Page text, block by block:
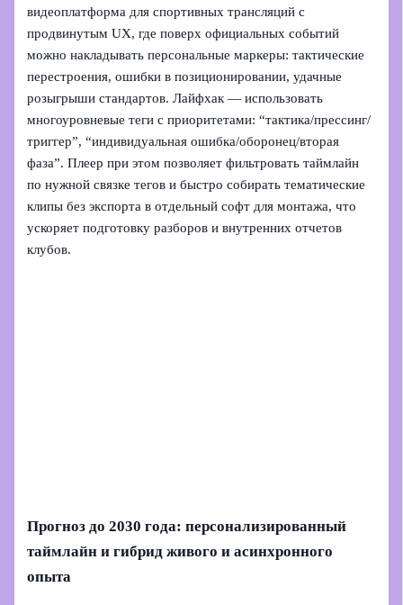
видеоплатформа для спортивных трансляций с
продвинутым UX, где поверх официальных событий
можно накладывать персональные маркеры: тактические
перестроения, ошибки в позиционировании, удачные
розыгрыши стандартов. Лайфхак — использовать
многоуровневые теги с приоритетами: “тактика/прессинг/
триггер”, “индивидуальная ошибка/оборонец/вторая
фаза”. Плеер при этом позволяет фильтровать таймлайн
по нужной связке тегов и быстро собирать тематические
клипы без экспорта в отдельный софт для монтажа, что
ускоряет подготовку разборов и внутренних отчетов
клубов.
Прогноз до 2030 года: персонализированный
таймлайн и гибрид живого и асинхронного
опыта